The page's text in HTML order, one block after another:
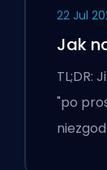
22 Jul
Jak
TL;DR:
"po